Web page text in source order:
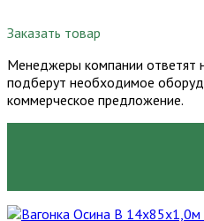
Заказать товар
Менеджеры компании ответят
подберут необходимое
коммерческое предложение.